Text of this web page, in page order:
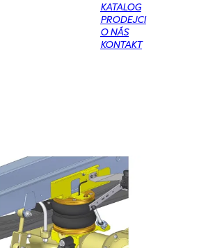
KATALOG
PRODEJCI
O NÁS
KONTAKT